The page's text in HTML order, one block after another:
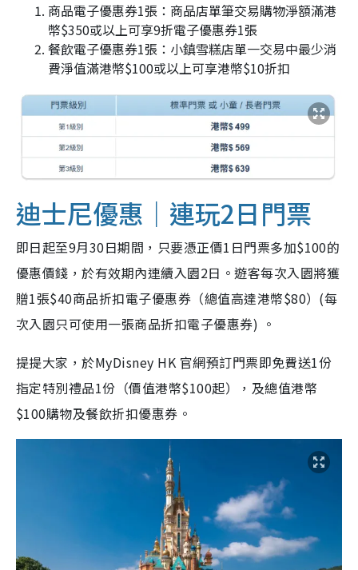
商品電子優惠券1張：商品店單筆交易購物淨額滿港
幣$350或以上可享9折電子優惠券1張
餐飲電子優惠券1張：小鎮雪糕店單一交易中最少消
費淨值滿港幣$100或以上可享港幣$10折扣
迪士尼優惠｜連玩2日門票
即日起至9月30日期間，只要憑正價1日門票多加$100的
優惠價錢，於有效期內連續入園2日。遊客每次入園將獲
贈1張$40商品折扣電子優惠券（總值高達港幣$80）(每
次入園只可使用一張商品折扣電子優惠券) 。
提提大家，於MyDisney HK 官網預訂門票即免費送1份
指定特別禮品1份（價值港幣$100起），及總值港幣
$100購物及餐飲折扣優惠券。